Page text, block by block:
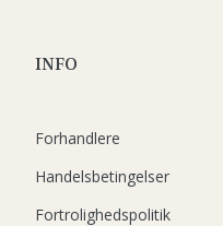
INFO
Forhandlere
Handelsbetingelser
Fortrolighedspolitik